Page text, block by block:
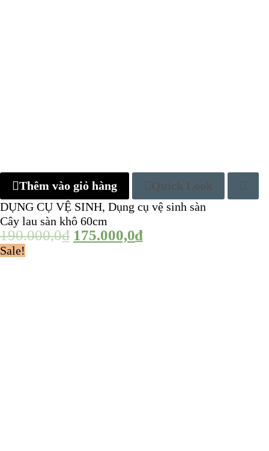
Thêm vào giỏ hàng
Quick Look
DỤNG CỤ VỆ SINH, Dụng cụ vệ sinh sàn
Cây lau sàn khô 60cm
190.000,0₫ 175.000,0₫
Sale!